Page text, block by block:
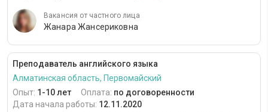
Вакансия от частного лица
Жанара Жансериковна
Преподаватель английского языка
Алматинская область, Первомайский
Опыт: 1-10 лет Оплата: по договоренности
Дата начала работы: 12.11.2020